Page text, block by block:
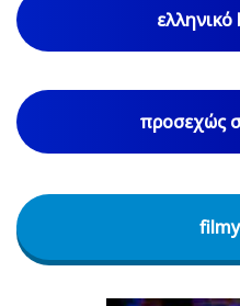
προσεχώς